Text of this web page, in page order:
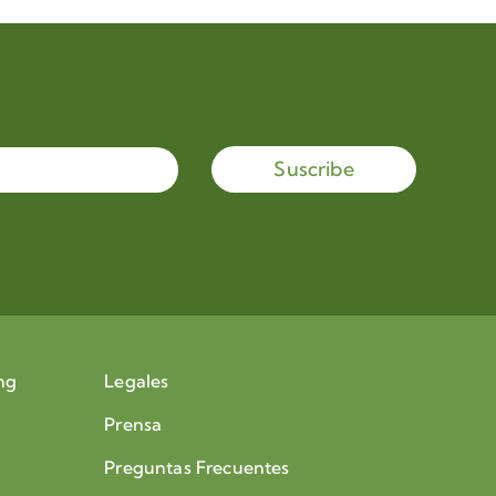
Suscribe
Legales
Prensa
Preguntas Frecuentes